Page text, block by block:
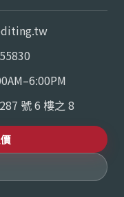
號 6 樓之 8